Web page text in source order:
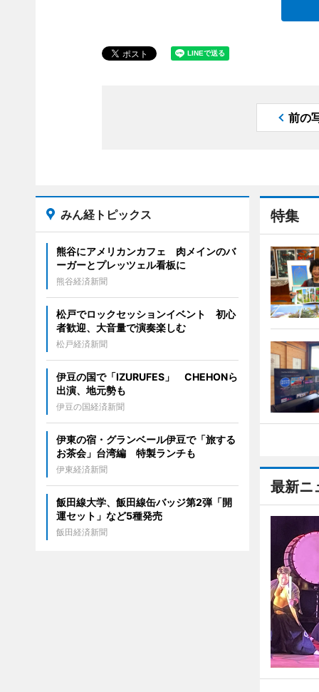
前の
特集
最新ニ
みん経トピックス
熊谷にアメリカンカフェ 肉メインのバ
ーガーとプレッツェル看板に
熊谷経済新聞
松戸でロックセッションイベント 初心
者歓迎、大音量で演奏楽しむ
松戸経済新聞
伊豆の国で「IZURUFES」 CHEHONら
出演、地元勢も
伊豆の国経済新聞
伊東の宿・グランベール伊豆で「旅する
お茶会」台湾編 特製ランチも
伊東経済新聞
飯田線大学、飯田線缶バッジ第2弾「開
運セット」など5種発売
飯田経済新聞